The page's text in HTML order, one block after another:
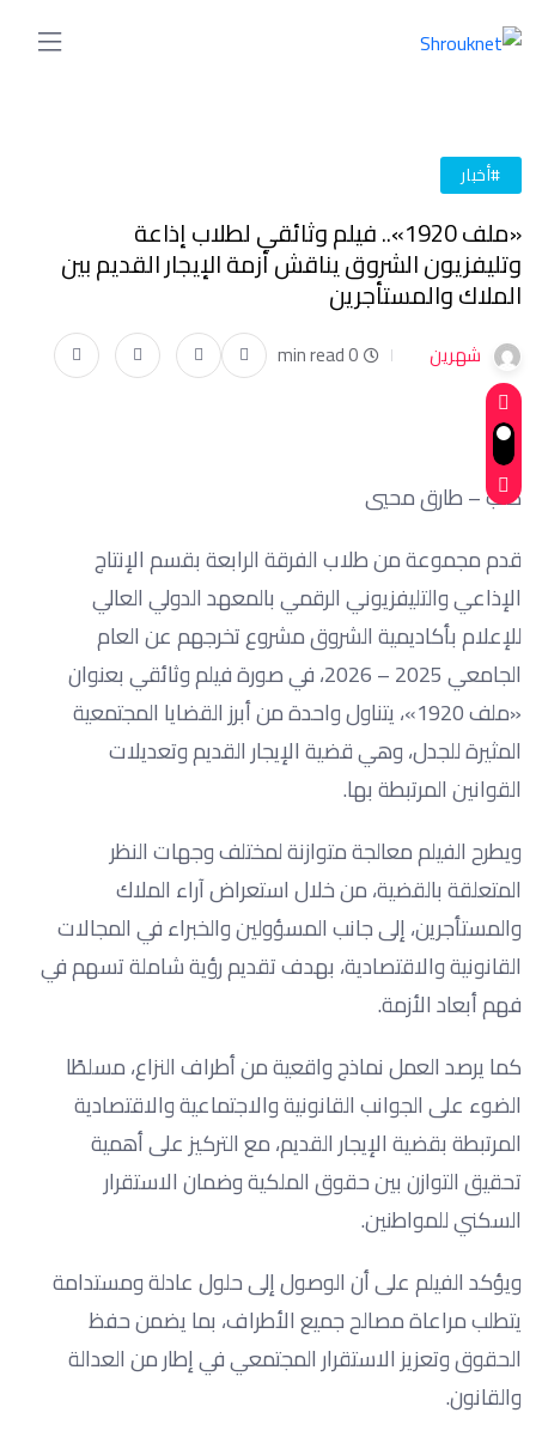
#أخبار
«ملف 1920».. فيلم وثائقي لطلاب إذاعة
وتليفزيون الشروق يناقش أزمة الإيجار القديم بين
الملاك والمستأجرين
شهرين 0 min read
كتب – طارق محيي
قدم مجموعة من طلاب الفرقة الرابعة بقسم الإنتاج
الإذاعي والتليفزيوني الرقمي بالمعهد الدولي العالي
للإعلام بأكاديمية الشروق مشروع تخرجهم عن العام
الجامعي 2025 – 2026، في صورة فيلم وثائقي بعنوان
«ملف 1920»، يتناول واحدة من أبرز القضايا المجتمعية
المثيرة للجدل، وهي قضية الإيجار القديم وتعديلات
القوانين المرتبطة بها.
ويطرح الفيلم معالجة متوازنة لمختلف وجهات النظر
المتعلقة بالقضية، من خلال استعراض آراء الملاك
والمستأجرين، إلى جانب المسؤولين والخبراء في المجالات
القانونية والاقتصادية، بهدف تقديم رؤية شاملة تسهم في
فهم أبعاد الأزمة.
كما يرصد العمل نماذج واقعية من أطراف النزاع، مسلطًا
الضوء على الجوانب القانونية والاجتماعية والاقتصادية
المرتبطة بقضية الإيجار القديم، مع التركيز على أهمية
تحقيق التوازن بين حقوق الملكية وضمان الاستقرار
السكني للمواطنين.
ويؤكد الفيلم على أن الوصول إلى حلول عادلة ومستدامة
يتطلب مراعاة مصالح جميع الأطراف، بما يضمن حفظ
الحقوق وتعزيز الاستقرار المجتمعي في إطار من العدالة
والقانون.